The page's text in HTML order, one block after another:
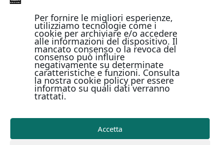
Per fornire le migliori esperienze,
utilizziamo tecnologie come i
cookie per archiviare e/o accedere
alle informazioni del dispositivo. Il
mancato consenso o la revoca del
consenso può influire
negativamente su determinate
caratteristiche e funzioni. Consulta
la nostra cookie policy per essere
informato su quali dati verranno
trattati.
Accetta